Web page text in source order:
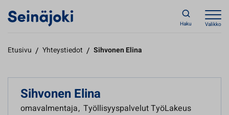
Haku Valikko
Etusivu / Yhteystiedot / Sihvonen Elina
Sihvonen Elina
omavalmentaja, Työllisyyspalvelut TyöLakeus